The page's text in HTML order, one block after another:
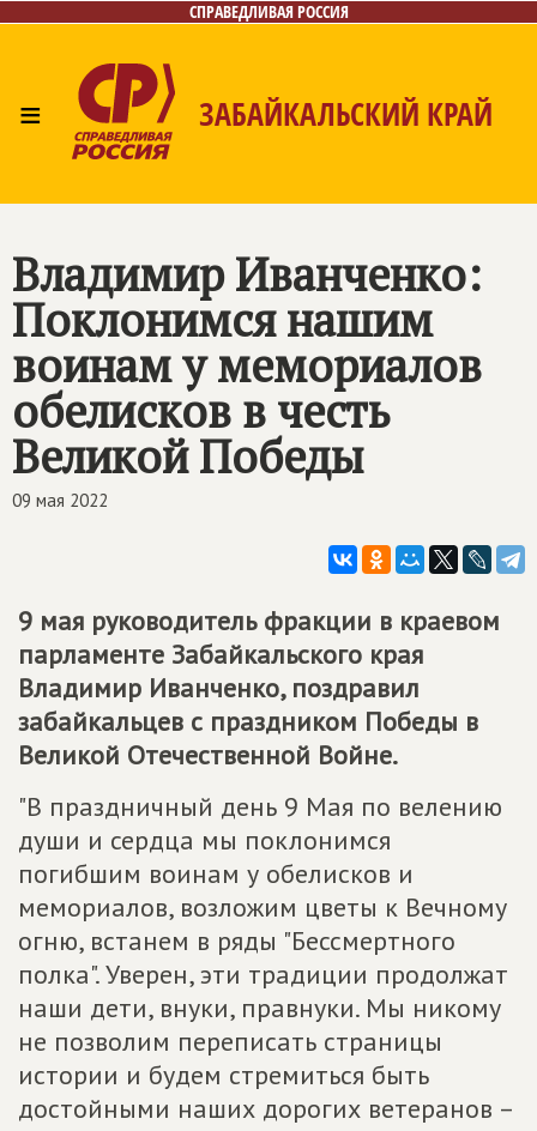
СПРАВЕДЛИВАЯ РОССИЯ
≡ ЗАБАЙКАЛЬСКИЙ КРАЙ
Контакты
Владимир Иванченко:
Поклонимся нашим
воинам у мемориалов
обелисков в честь
Великой Победы
09 мая 2022
9 мая руководитель фракции в краевом
парламенте Забайкальского края
Владимир Иванченко, поздравил
забайкальцев с праздником Победы в
Великой Отечественной Войне.
"В праздничный день 9 Мая по велению
души и сердца мы поклонимся
погибшим воинам у обелисков и
мемориалов, возложим цветы к Вечному
огню, встанем в ряды "Бессмертного
полка". Уверен, эти традиции продолжат
наши дети, внуки, правнуки. Мы никому
не позволим переписать страницы
истории и будем стремиться быть
достойными наших дорогих ветеранов –